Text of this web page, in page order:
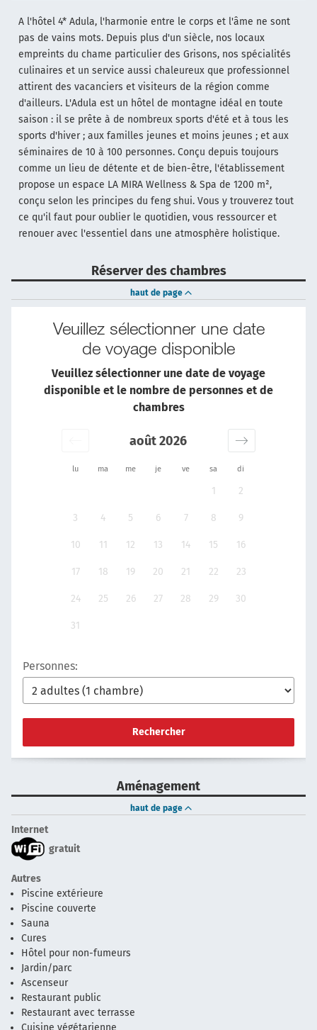
A l'hôtel 4* Adula, l'harmonie entre le corps et l'âme ne sont
pas de vains mots. Depuis plus d'un siècle, nos locaux
empreints du chame particulier des Grisons, nos spécialités
culinaires et un service aussi chaleureux que professionnel
attirent des vacanciers et visiteurs de la région comme
d'ailleurs. L'Adula est un hôtel de montagne idéal en toute
saison : il se prête à de nombreux sports d'été et à tous les
sports d'hiver ; aux familles jeunes et moins jeunes ; et aux
séminaires de 10 à 100 personnes. Conçu depuis toujours
comme un lieu de détente et de bien-être, l'établissement
propose un espace LA MIRA Wellness & Spa de 1200 m²,
conçu selon les principes du feng shui. Vous y trouverez tout
ce qu'il faut pour oublier le quotidien, vous ressourcer et
renouer avec l'essentiel dans une atmosphère holistique.
Réserver des chambres
haut de page
Veuillez sélectionner une date
de voyage disponible
Veuillez sélectionner une date de voyage
disponible et le nombre de personnes et de
chambres
lu ma me je ve sa di
août 2026
1 2
3 4 5 6 7 8 9
10 11 12 13 14 15 16
17 18 19 20 21 22 23
24 25 26 27 28 29 30
31
Personnes:
Rechercher
Aménagement
haut de page
Internet
gratuit
Autres
Piscine extérieure
Piscine couverte
Sauna
Cures
Hôtel pour non-fumeurs
Jardin/parc
Ascenseur
Restaurant public
Restaurant avec terrasse
Cuisine végétarienne